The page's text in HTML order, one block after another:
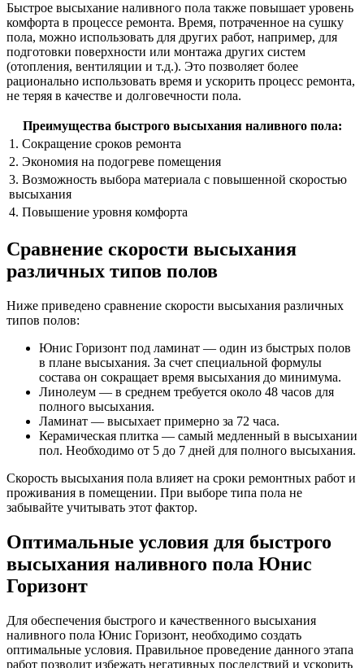
Быстрое высыхание наливного пола также повышает уровень
комфорта в процессе ремонта. Время, потраченное на сушку
пола, можно использовать для других работ, например, для
подготовки поверхности или монтажа других систем
(отопления, вентиляции и т.д.). Это позволяет более
рационально использовать время и ускорить процесс ремонта,
не теряя в качестве и долговечности пола.
Преимущества быстрого высыхания наливного пола:
1. Сокращение сроков ремонта
2. Экономия на подогреве помещения
3. Возможность выбора материала с повышенной скоростью
высыхания
4. Повышение уровня комфорта
Сравнение скорости высыхания
различных типов полов
Ниже приведено сравнение скорости высыхания различных
типов полов:
Юнис Горизонт под ламинат — один из быстрых полов
в плане высыхания. За счет специальной формулы
состава он сокращает время высыхания до минимума.
Линолеум — в среднем требуется около 48 часов для
полного высыхания.
Ламинат — высыхает примерно за 72 часа.
Керамическая плитка — самый медленный в высыхании
пол. Необходимо от 5 до 7 дней для полного высыхания.
Скорость высыхания пола влияет на сроки ремонтных работ и
проживания в помещении. При выборе типа пола не
забывайте учитывать этот фактор.
Оптимальные условия для быстрого
высыхания наливного пола Юнис
Горизонт
Для обеспечения быстрого и качественного высыхания
наливного пола Юнис Горизонт, необходимо создать
оптимальные условия. Правильное проведение данного этапа
работ позволит избежать негативных последствий и ускорить